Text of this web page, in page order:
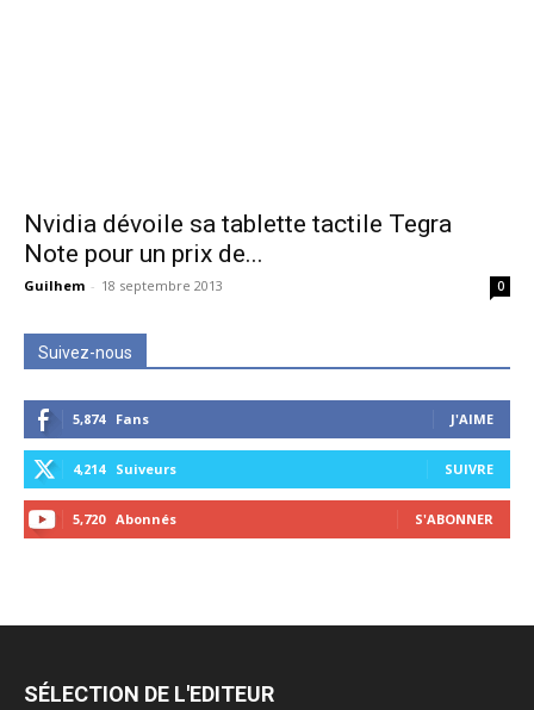
Nvidia dévoile sa tablette tactile Tegra
Note pour un prix de...
Guilhem - 18 septembre 2013 0
Suivez-nous
5,874 Fans J'AIME
4,214 Suiveurs SUIVRE
5,720 Abonnés S'ABONNER
SÉLECTION DE L'EDITEUR